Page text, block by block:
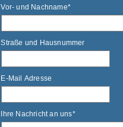
Adresse
Vor- und Nachname*
Straße und Hausnummer
E-Mail Adresse
Ihre
Nachricht
Ihre Nachricht an uns*